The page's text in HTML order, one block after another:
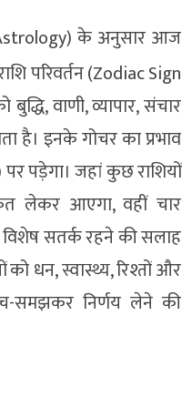
(Astrology) के अनुसार आज
परिवर्तन (Zodiac Sign
वाणी, व्यापार, संचार
है। इनके गोचर का प्रभाव
पड़ेगा। जहां कुछ राशियों
लेकर आएगा, वहीं चार
विशेष सतर्क रहने की सलाह
को धन, स्वास्थ्य, रिश्तों और
समझकर निर्णय लेने की